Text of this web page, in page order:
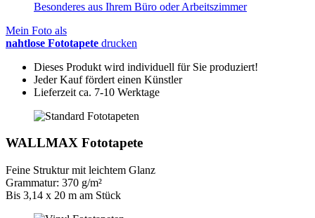
Mein Foto als
nahtlose Fototapete drucken
Dieses Produkt wird individuell für Sie produziert!
Jeder Kauf fördert einen Künstler
Lieferzeit ca. 7-10 Werktage
WALLMAX Fototapete
Feine Struktur mit leichtem Glanz
Grammatur: 370 g/m²
Bis 3,14 x 20 m am Stück